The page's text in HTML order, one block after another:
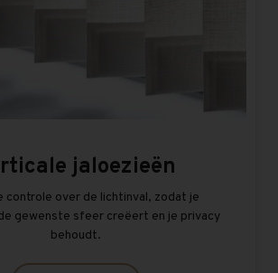
jaloezieën
controle over de lichtinval, zodat je
gewenste sfeer creëert en je privacy
behoudt.